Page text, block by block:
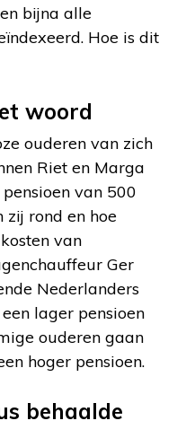
bijna alle
Hoe is dit
woord
ouderen van zich
Riet en Marga
van 500
zij rond en hoe
van
Ger
Nederlanders
lager pensioen
ouderen gaan
hoger pensioen.
behaalde